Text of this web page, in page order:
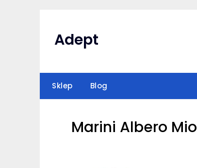
Adept
Sklep Blog
Marini Albero